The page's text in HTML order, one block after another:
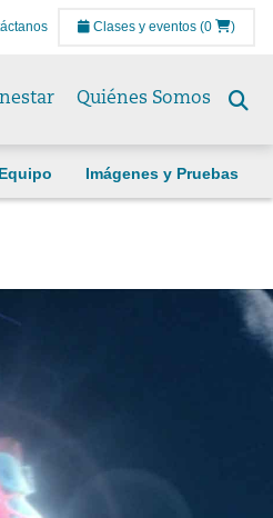
Clases y eventos (0 )
Quiénes Somos
Imágenes y Pruebas